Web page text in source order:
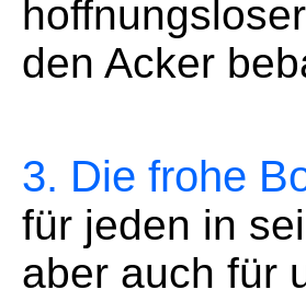
den Acker
3. Die frohe
für jeden in
aber auch für